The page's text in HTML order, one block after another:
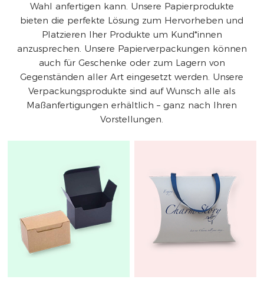
Wahl anfertigen kann. Unsere Papierprodukte
bieten die perfekte Lösung zum Hervorheben und
Platzieren Iher Produkte um Kund*innen
anzusprechen. Unsere Papierverpackungen können
auch für Geschenke oder zum Lagern von
Gegenständen aller Art eingesetzt werden. Unsere
Verpackungsprodukte sind auf Wunsch alle als
Maßanfertigungen erhältlich – ganz nach Ihren
Vorstellungen.